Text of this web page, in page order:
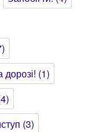
дорозі! (1)
(3)